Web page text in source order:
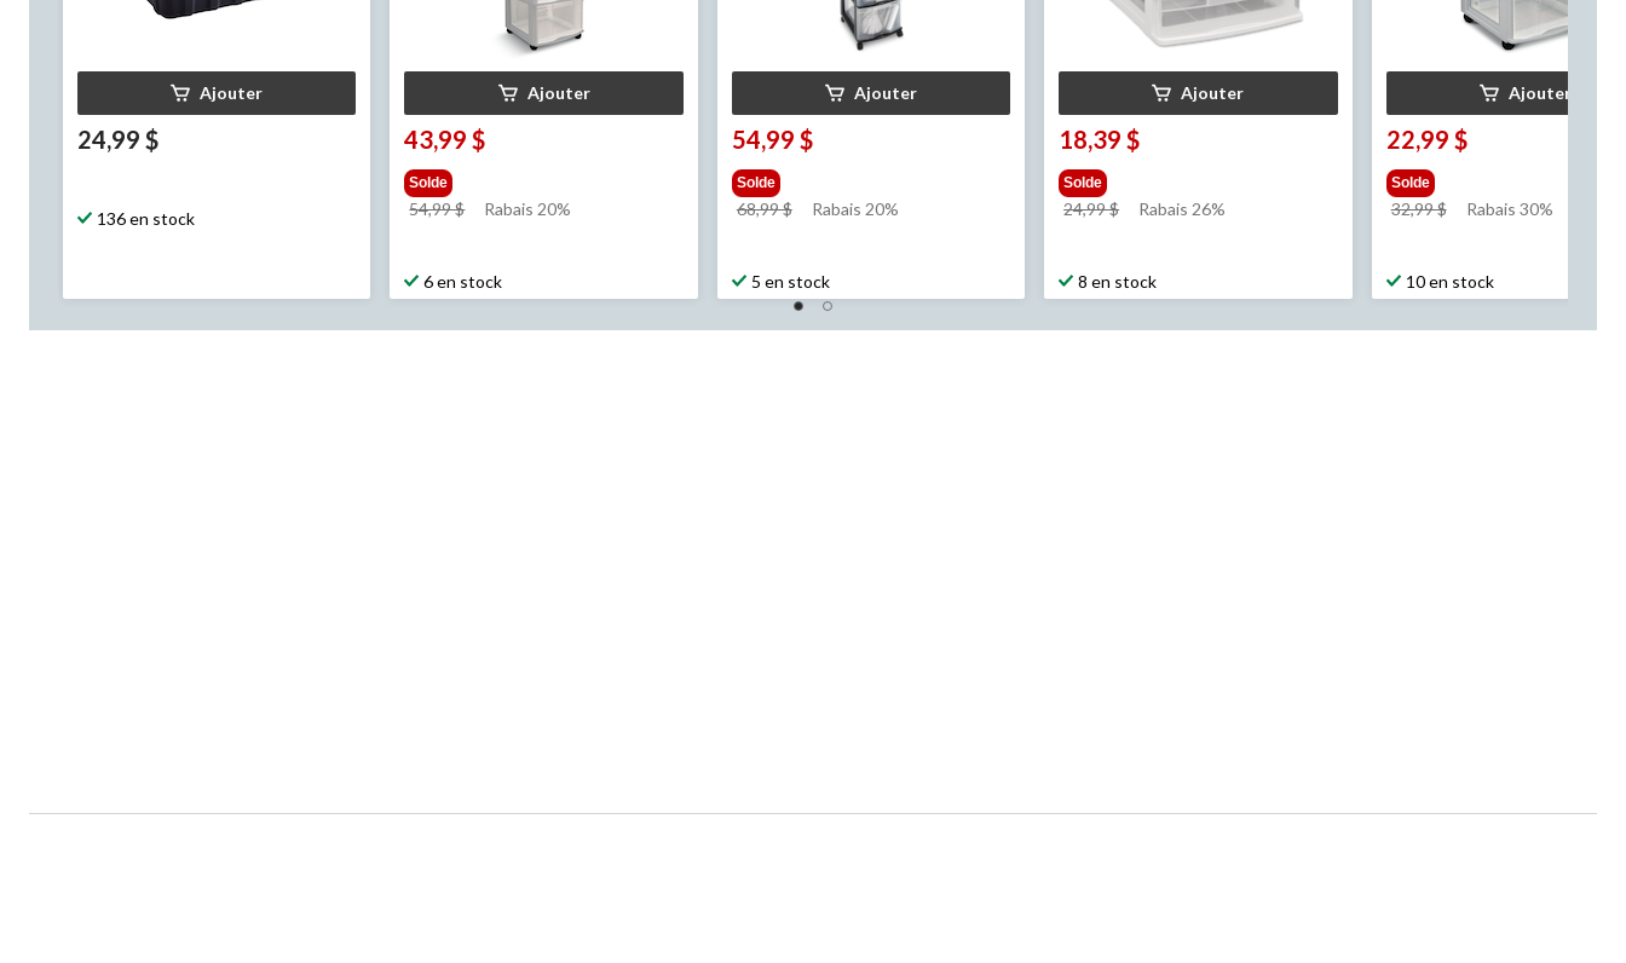
Ajouter
24,99 $
136 en stock
Ajouter
43,99 $
Solde
54,99 $
prix
Rabais 20%
6 en stock
Ajouter
54,99 $
Solde
68,99 $
prixRabais 20%
5 en stock
Ajouter
18,39 $
Solde
24,99 $
prixRabais 26%
8 en stock
Ajouter
22,99 $
Solde
32,99 $
prixRabais 30%
10 en stock